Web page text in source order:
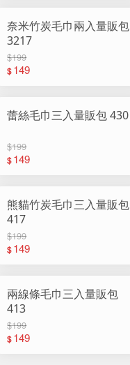
奈米竹炭毛巾兩入量販包
3217
$199
$149
蕾絲毛巾三入量販包 430
$199
$149
熊貓竹炭毛巾三入量販包
417
$199
$149
兩線條毛巾三入量販包
413
$199
$149